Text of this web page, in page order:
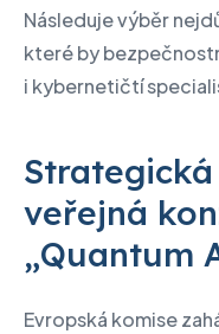
Následuje výběr
které by
i kybernetičtí
veřejná
„Quantum
Evropská komise